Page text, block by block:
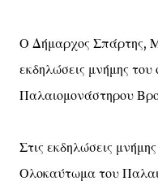
Ο Δήμαρχος Σπάρτης,
εκδηλώσεις μνήμης
Παλαιομονάστηρου
Στις εκδηλώσεις
Ολοκαύτωμα του